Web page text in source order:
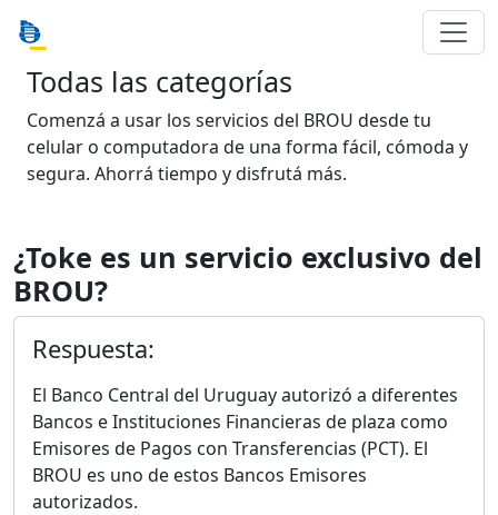
Todas las categorías
Comenzá a usar los servicios del BROU desde tu
celular o computadora de una forma fácil, cómoda y
segura. Ahorrá tiempo y disfrutá más.
¿Toke es un servicio exclusivo del
BROU?
Respuesta:
El Banco Central del Uruguay autorizó a diferentes
Bancos e Instituciones Financieras de plaza como
Emisores de Pagos con Transferencias (PCT). El
BROU es uno de estos Bancos Emisores
autorizados.